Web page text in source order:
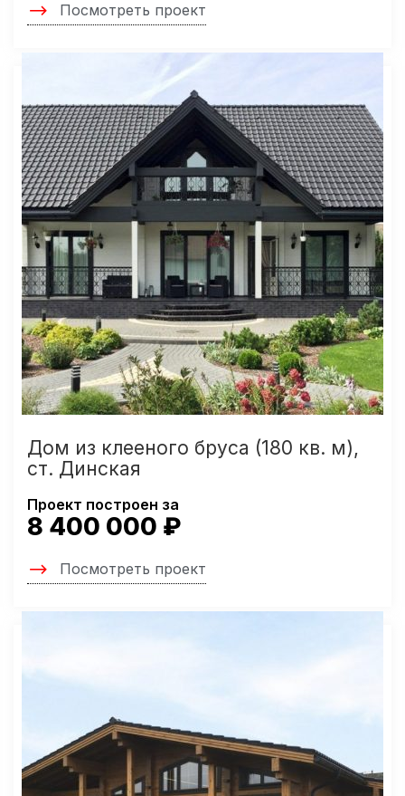
Посмотреть проект
Дом из клееного бруса (180 кв. м),
ст. Динская
Проект построен за
8 400 000 ₽
Посмотреть проект